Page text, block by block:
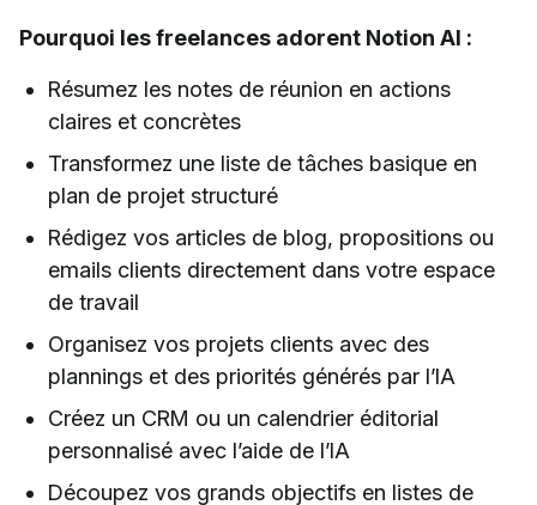
Pourquoi les freelances adorent Notion AI :
Résumez les notes de réunion en actions
claires et concrètes
Transformez une liste de tâches basique en
plan de projet structuré
Rédigez vos articles de blog, propositions ou
emails clients directement dans votre espace
de travail
Organisez vos projets clients avec des
plannings et des priorités générés par l’IA
Créez un CRM ou un calendrier éditorial
personnalisé avec l’aide de l’IA
Découpez vos grands objectifs en listes de